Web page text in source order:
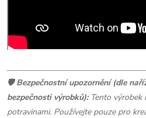
🛡️ Bezpečnostní upozornění (dle
bezpečnosti výrobků): Tento
potravinami. Používejte pouze pro